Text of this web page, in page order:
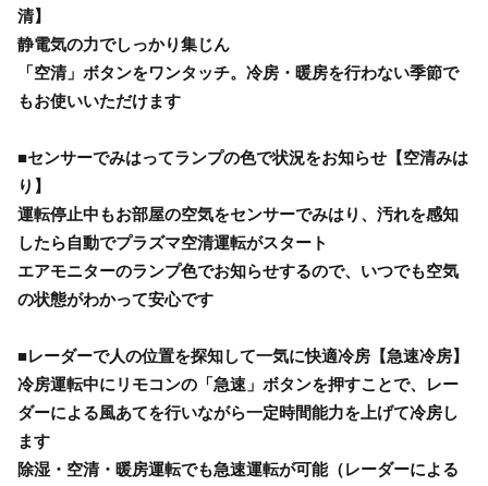
清】
静電気の力でしっかり集じん
「空清」ボタンをワンタッチ。冷房・暖房を行わない季節で
もお使いいただけます
■センサーでみはってランプの色で状況をお知らせ【空清みは
り】
運転停止中もお部屋の空気をセンサーでみはり、汚れを感知
したら自動でプラズマ空清運転がスタート
エアモニターのランプ色でお知らせするので、いつでも空気
の状態がわかって安心です
■レーダーで人の位置を探知して一気に快適冷房【急速冷房】
冷房運転中にリモコンの「急速」ボタンを押すことで、レー
ダーによる風あてを行いながら一定時間能力を上げて冷房し
ます
除湿・空清・暖房運転でも急速運転が可能（レーダーによる